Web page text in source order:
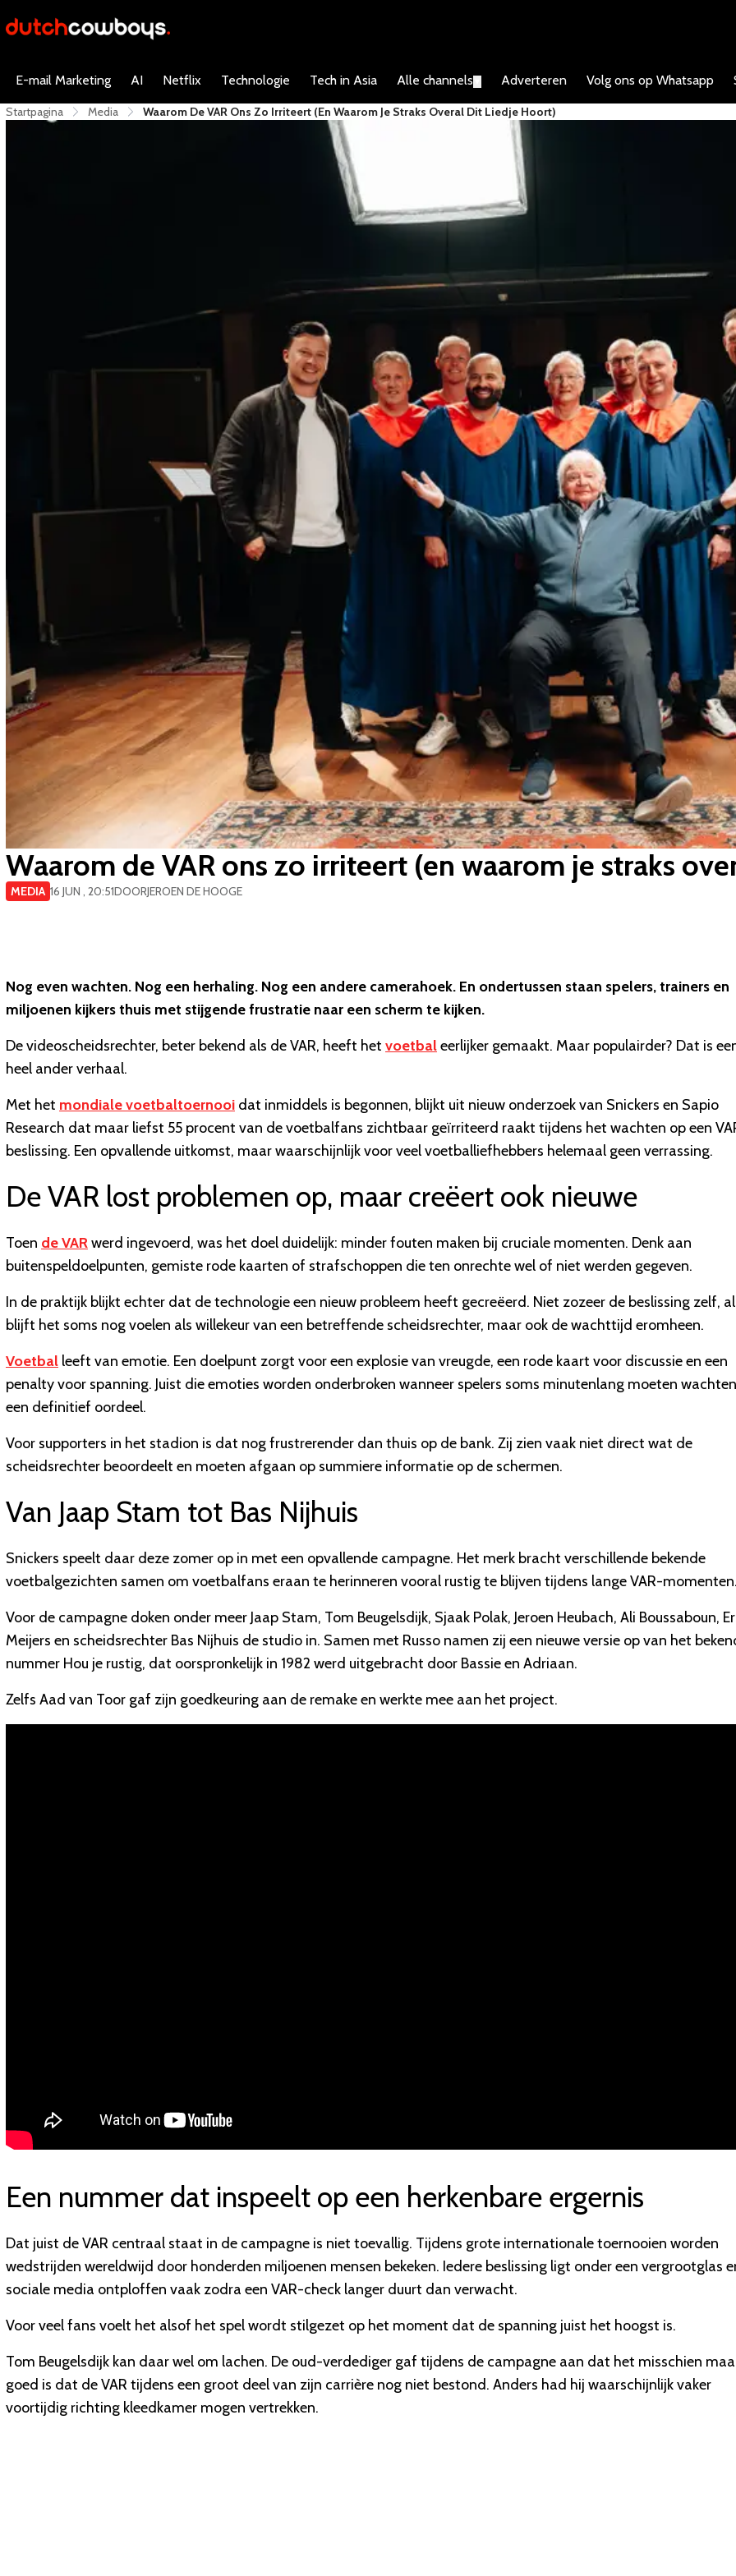
E-mail Marketing AI Netflix Technologie Tech in Asia Alle channels Adverteren Volg ons op Whatsapp
Startpagina Media Waarom De VAR Ons Zo Irriteert (en Waarom Je Straks Overal Dit Liedje Hoort)
Waarom de VAR ons zo irriteert (en waarom je straks
MEDIA 16 JUN , 20:51DOORJEROEN DE HOOGE
Nog even wachten. Nog een herhaling. Nog een andere camerahoek. En ondertussen staan spelers, trainers en
miljoenen kijkers thuis met stijgende frustratie naar een scherm te kijken.
De videoscheidsrechter, beter bekend als de VAR, heeft het voetbaleerlijker gemaakt. Maar populairder? Dat is
heel ander verhaal.
Met het mondiale voetbaltoernooi dat inmiddels is begonnen, blijkt uit nieuw onderzoek van Snickers en Sapio
Research dat maar liefst 55 procent van de voetbalfans zichtbaar geïrriteerd raakt tijdens het wachten op een
beslissing. Een opvallende uitkomst, maar waarschijnlijk voor veel voetballiefhebbers helemaal geen verrassing.
De VAR lost problemen op, maar creëert ook nieuwe
Toen de VARwerd ingevoerd, was het doel duidelijk: minder fouten maken bij cruciale momenten. Denk aan
buitenspeldoelpunten, gemiste rode kaarten of strafschoppen die ten onrechte wel of niet werden gegeven.
In de praktijk blijkt echter dat de technologie een nieuw probleem heeft gecreëerd. Niet zozeer de beslissing zelf, al
blijft het soms nog voelen als willekeur van een betreffende scheidsrechter, maar ook de wachttijd eromheen.
Voetbal leeft van emotie. Een doelpunt zorgt voor een explosie van vreugde, een rode kaart voor discussie en een
penalty voor spanning. Juist die emoties worden onderbroken wanneer spelers soms minutenlang moeten
een definitief oordeel.
Voor supporters in het stadion is dat nog frustrerender dan thuis op de bank. Zij zien vaak niet direct wat de
scheidsrechter beoordeelt en moeten afgaan op summiere informatie op de schermen.
Van Jaap Stam tot Bas Nijhuis
Snickers speelt daar deze zomer op in met een opvallende campagne. Het merk bracht verschillende bekende
voetbalgezichten samen om voetbalfans eraan te herinneren vooral rustig te blijven tijdens lange VAR-momenten.
Voor de campagne doken onder meer Jaap Stam, Tom Beugelsdijk, Sjaak Polak, Jeroen Heubach, Ali Boussaboun,
Meijers en scheidsrechter Bas Nijhuis de studio in. Samen met Russo namen zij een nieuwe versie op van het
nummer Hou je rustig, dat oorspronkelijk in 1982 werd uitgebracht door Bassie en Adriaan.
Zelfs Aad van Toor gaf zijn goedkeuring aan de remake en werkte mee aan het project.
Een nummer dat inspeelt op een herkenbare ergernis
Dat juist de VAR centraal staat in de campagne is niet toevallig. Tijdens grote internationale toernooien worden
wedstrijden wereldwijd door honderden miljoenen mensen bekeken. Iedere beslissing ligt onder een vergrootglas
sociale media ontploffen vaak zodra een VAR-check langer duurt dan verwacht.
Voor veel fans voelt het alsof het spel wordt stilgezet op het moment dat de spanning juist het hoogst is.
Tom Beugelsdijk kan daar wel om lachen. De oud-verdediger gaf tijdens de campagne aan dat het misschien
goed is dat de VAR tijdens een groot deel van zijn carrière nog niet bestond. Anders had hij waarschijnlijk vaker
voortijdig richting kleedkamer mogen vertrekken.